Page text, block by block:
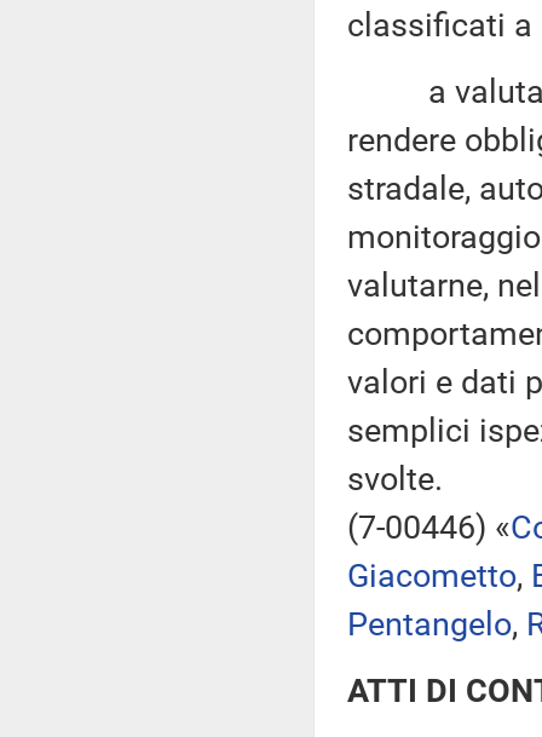
classificati a
a valutare
rendere
stradale,
valutarne,
valori e dati
semplici
svolte.
(7-00446) «
Giacometto,
Pentangelo,
ATTI DI